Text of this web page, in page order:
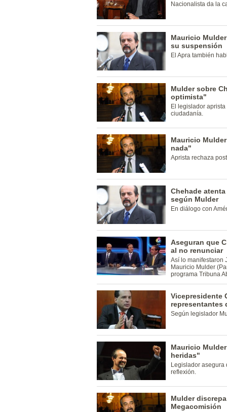
Nacionalista da la
Mauricio
su suspensión
El Apra también
Mulder sobre
optimista"
El legislador
ciudadanía.
Mauricio
nada"
Aprista rechaza
Chehade
según Mulder
En diálogo con
Aseguran que
al no renunciar
Así lo manifestaron
Mauricio Mulder
programa Tribuna
Vicepresidente
representantes
Según legislador
Mauricio
heridas"
Legislador asegura
reflexión.
Mulder
Megacomisión